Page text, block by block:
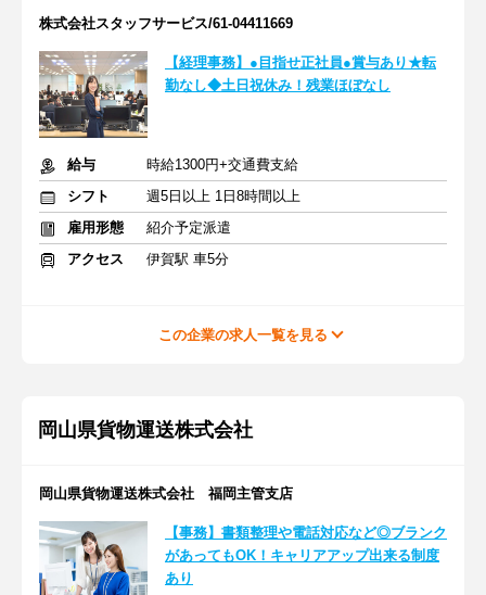
株式会社スタッフサービス/61-04411669
【経理事務】●目指せ正社員●賞与あり★転
勤なし◆土日祝休み！残業ほぼなし
給与
時給1300円+交通費支給
シフト
週5日以上 1日8時間以上
雇用形態
紹介予定派遣
アクセス
伊賀駅 車5分
この企業の求人一覧を見る
岡山県貨物運送株式会社
岡山県貨物運送株式会社 福岡主管支店
【事務】書類整理や電話対応など◎ブランク
があってもOK！キャリアアップ出来る制度
あり